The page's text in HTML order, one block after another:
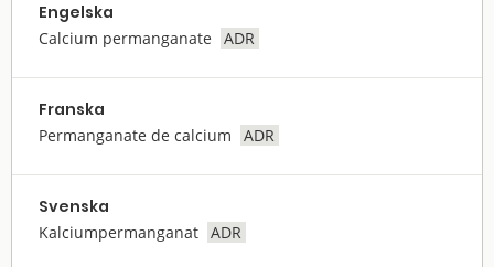
Engelska
Calcium permanganate ADR
Franska
Permanganate de calcium ADR
Svenska
Kalciumpermanganat ADR